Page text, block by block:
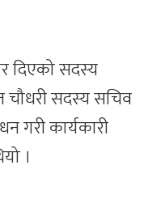
दिएको सदस्य
चौधरी सदस्य सचिव
गरी कार्यकारी
।